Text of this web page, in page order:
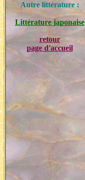
Autre littérature :
Littérature japonaise
retour
page d'accueil